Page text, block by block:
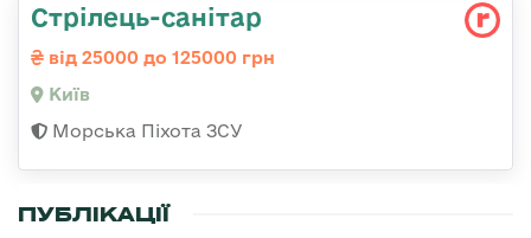
Стрілець-санітар
від 25000 до 125000 грн
Київ
Морська Піхота ЗСУ
ПУБЛІКАЦІЇ